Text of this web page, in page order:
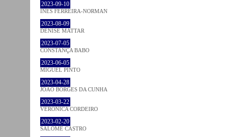
2023-09-10
INÊS FERREIRA-NORMAN
2023-08-09
DENISE MATTAR
2023-07-05
CONSTANÇA BABO
2023-06-05
MIGUEL PINTO
2023-04-28
JOÃO BORGES DA CUNHA
2023-03-22
VERONICA CORDEIRO
2023-02-20
SALOMÉ CASTRO